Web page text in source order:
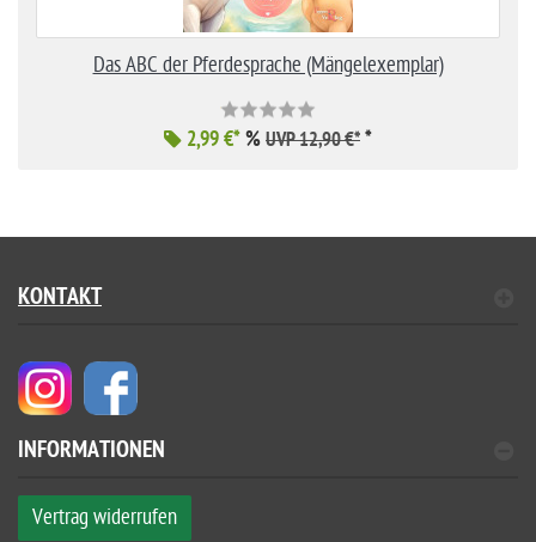
Das ABC der Pferdesprache (Mängelexemplar)
2,99 €*% UVP 12,90 €* *
KONTAKT
INFORMATIONEN
Vertrag widerrufen